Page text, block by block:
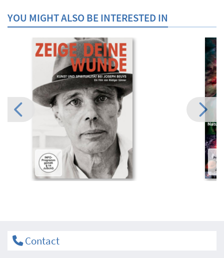
YOU MIGHT ALSO BE INTERESTED IN
Contact